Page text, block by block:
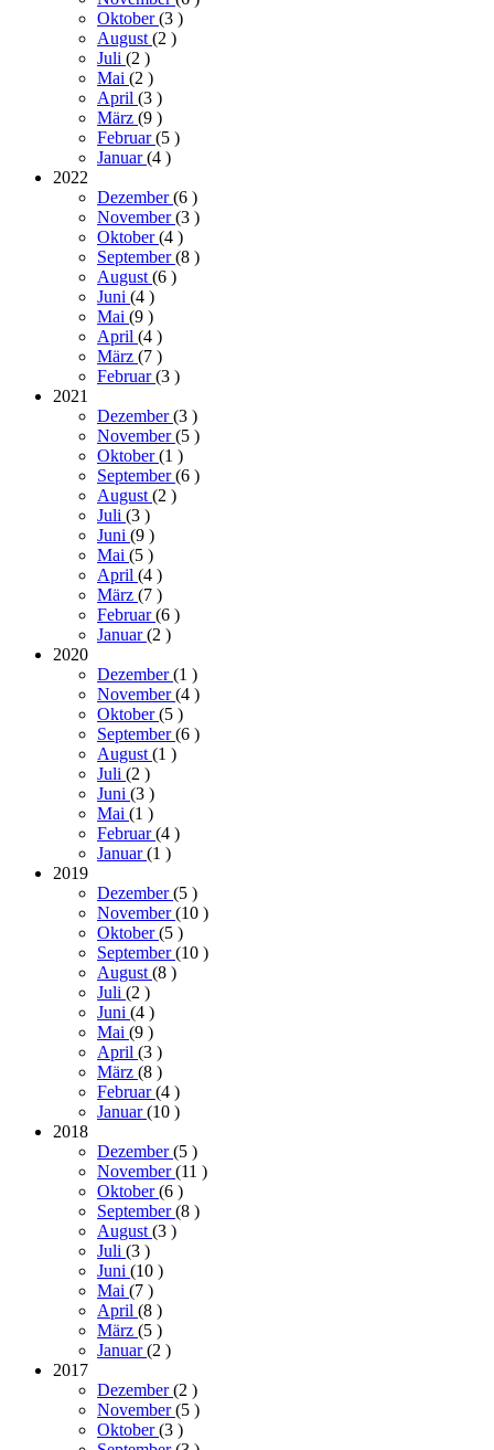
Oktober(3 )
August(2 )
Juli (2 )
Mai (2 )
April (3 )
März (9 )
Februar(5 )
Januar(4 )
2022
Dezember(6 )
November(3 )
Oktober(4 )
September(8 )
August(6 )
Juni (4 )
Mai (9 )
April (4 )
März (7 )
Februar(3 )
2021
Dezember(3 )
November(5 )
Oktober(1 )
September(6 )
August(2 )
Juli (3 )
Juni (9 )
Mai (5 )
April (4 )
März (7 )
Februar(6 )
Januar(2 )
2020
Dezember(1 )
November(4 )
Oktober(5 )
September(6 )
August(1 )
Juli (2 )
Juni (3 )
Mai (1 )
Februar(4 )
Januar(1 )
2019
Dezember(5 )
November(10 )
Oktober(5 )
September(10 )
August(8 )
Juli (2 )
Juni (4 )
Mai (9 )
April (3 )
März (8 )
Februar(4 )
Januar(10 )
2018
Dezember(5 )
November(11 )
Oktober(6 )
September(8 )
August(3 )
Juli (3 )
Juni (10 )
Mai (7 )
April (8 )
März (5 )
Januar(2 )
2017
Dezember(2 )
November(5 )
Oktober(3 )